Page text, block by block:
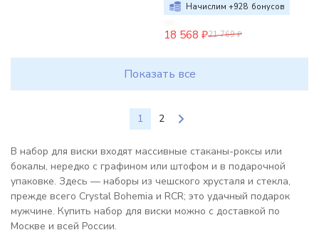
Начислим +928 бонусов
18 568 ₽21 769 ₽
Показать все
1 2
В набор для виски входят массивные стаканы-роксы или
бокалы, нередко с графином или штофом и в подарочной
упаковке. Здесь — наборы из чешского хрусталя и стекла,
прежде всего Crystal Bohemia и RCR; это удачный подарок
мужчине. Купить набор для виски можно с доставкой по
Москве и всей России.